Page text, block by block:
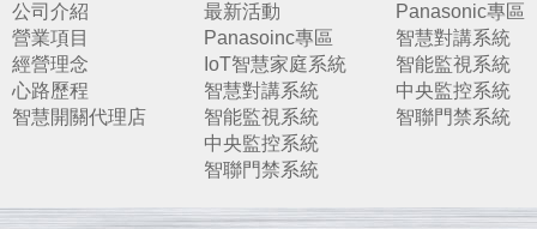
公司介紹
營業項目
經營理念
心路歷程
智慧開關代理店
最新活動
Panasoinc專區
IoT智慧家庭系統
智慧對講系統
智能監視系統
中央監控系統
智聯門禁系統
Panasonic專區
智慧對講系統
智能監視系統
中央監控系統
智聯門禁系統